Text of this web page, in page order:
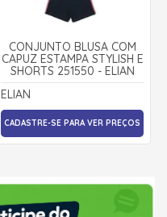
CONJUNTO BLUSA COM
CAPUZ ESTAMPA STYLISH E
SHORTS 251550 - ELIAN
ELIAN
CADASTRE-SE PARA VER PREÇOS